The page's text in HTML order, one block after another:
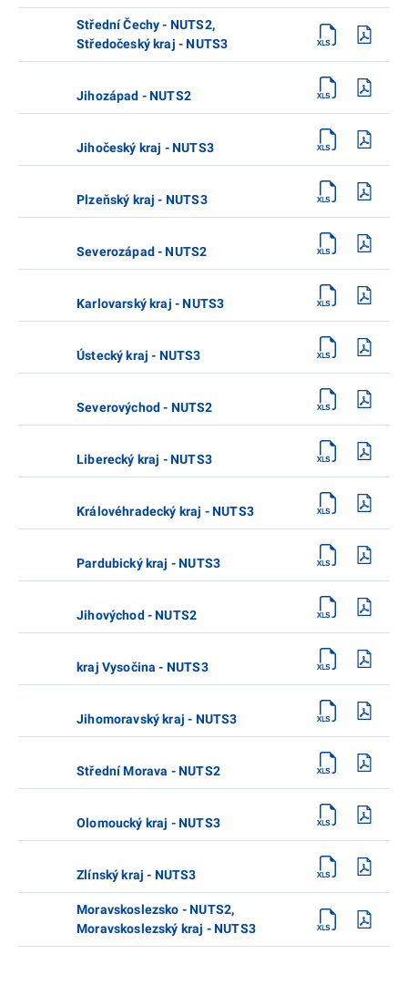
Střední Čechy - NUTS2,
Středočeský kraj - NUTS3
Jihozápad - NUTS2
Jihočeský kraj - NUTS3
Plzeňský kraj - NUTS3
Severozápad - NUTS2
Karlovarský kraj - NUTS3
Ústecký kraj - NUTS3
Severovýchod - NUTS2
Liberecký kraj - NUTS3
Královéhradecký kraj - NUTS3
Pardubický kraj - NUTS3
Jihovýchod - NUTS2
kraj Vysočina - NUTS3
Jihomoravský kraj - NUTS3
Střední Morava - NUTS2
Olomoucký kraj - NUTS3
Zlínský kraj - NUTS3
Moravskoslezsko - NUTS2,
Moravskoslezský kraj - NUTS3